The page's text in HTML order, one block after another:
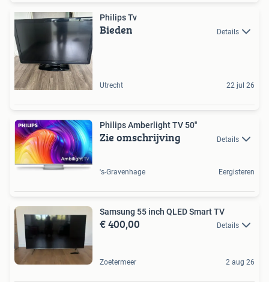
Philips Tv
Bieden Details
Utrecht 22 jul 26
Philips Amberlight TV 50''
Zie omschrijving Details
's-Gravenhage Eergisteren
Samsung 55 inch QLED Smart TV
€ 400,00 Details
Zoetermeer 2 aug 26